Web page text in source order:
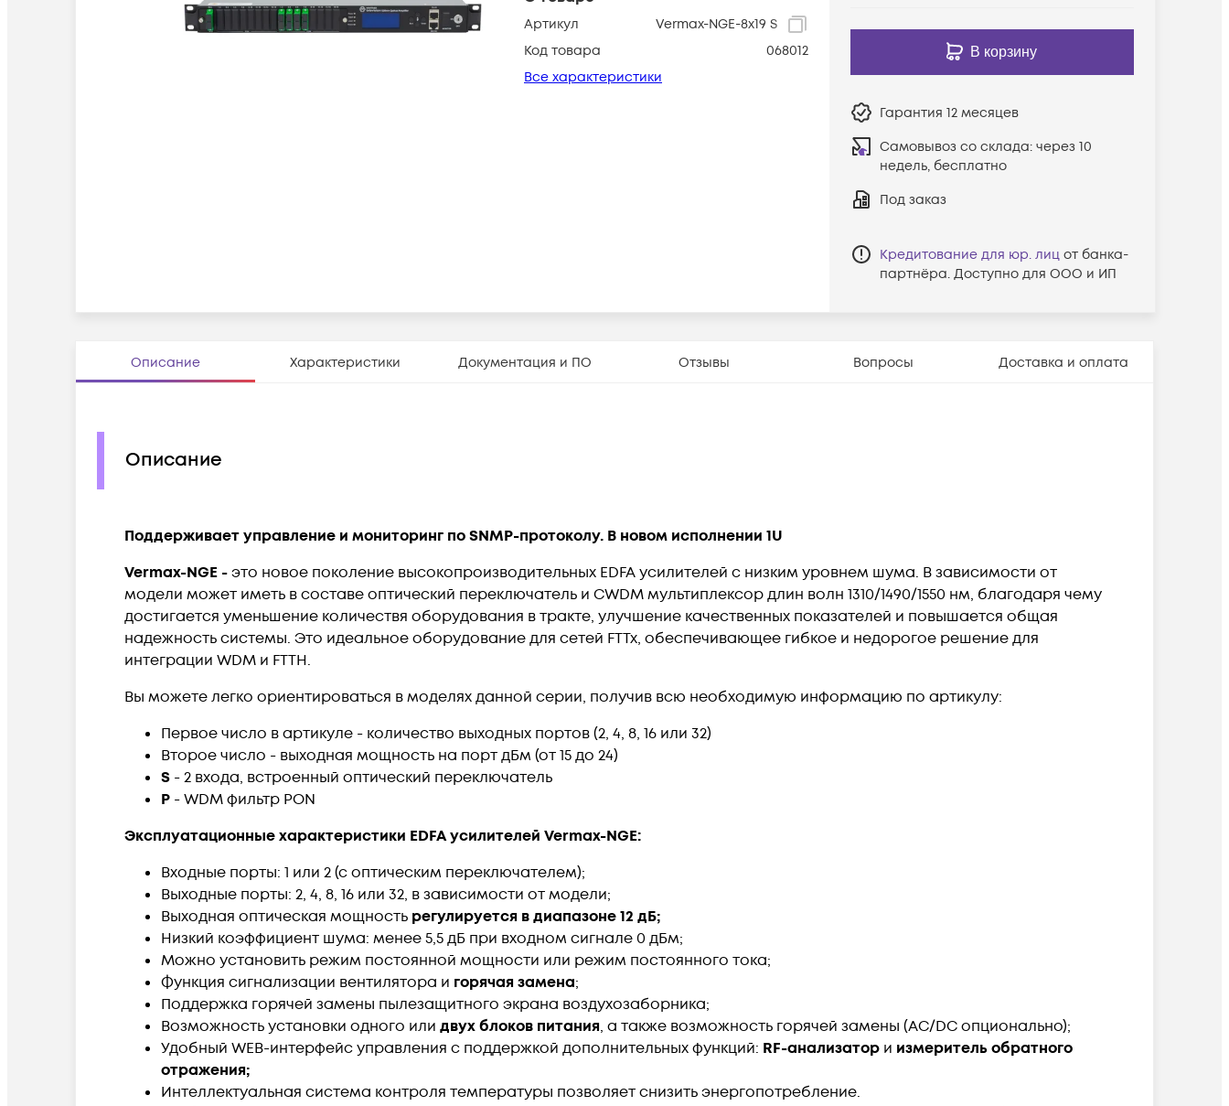
Артикул
Vermax-NGE-8x19 S
Код товара
068012
Все характеристики
В корзину
Гарантия 12 месяцев
Самовывоз со склада: через 10
недель, бесплатно
Под заказ
Кредитование для юр. лиц от банка-
партнёра. Доступно для ООО и ИП
Описание Характеристики Документация и ПО Отзывы Вопросы Доставка и оплата
Описание
Поддерживает управление и мониторинг по SNMP-протоколу. В новом исполнении 1U
Vermax-NGE -это новое поколение высокопроизводительных EDFA усилителей с низким уровнем шума. В зависимости от
модели может иметь в составе оптический переключатель и CWDM мультиплексор длин волн 1310/1490/1550 нм, благодаря чему
достигается уменьшение количествя оборудования в тракте, улучшение качественных показателей и повышается общая
надежность системы. Это идеальное оборудование для сетей FTTx, обеспечивающее гибкое и недорогое решение для
интеграции WDM и FTTH.
Вы можете легко ориентироваться в моделях данной серии, получив всю необходимую информацию по артикулу:
Первое число в артикуле - количество выходных портов (2, 4, 8, 16 или 32)
Второе число - выходная мощность на порт дБм (от 15 до 24)
S - 2 входа, встроенный оптический переключатель
P - WDM фильтр PON
Эксплуатационные характеристики EDFA усилителей Vermax-NGE:
Входные порты: 1 или 2 (с оптическим переключателем);
Выходные порты: 2, 4, 8, 16 или 32, в зависимости от модели;
Выходная оптическая мощность регулируется в диапазоне 12 дБ;
Низкий коэффициент шума: менее 5,5 дБ при входном сигнале 0 дБм;
Можно установить режим постоянной мощности или режим постоянного тока;
Функция сигнализации вентилятора и горячая замена;
Поддержка горячей замены пылезащитного экрана воздухозаборника;
Возможность установки одного или двух блоков питания, а также возможность горячей замены (AC/DC опционально);
Удобный WEB-интерфейс управления c поддержкой дополнительных функций: RF-анализатор и измеритель обратного
отражения;
Интеллектуальная система контроля температуры позволяет снизить энергопотребление.